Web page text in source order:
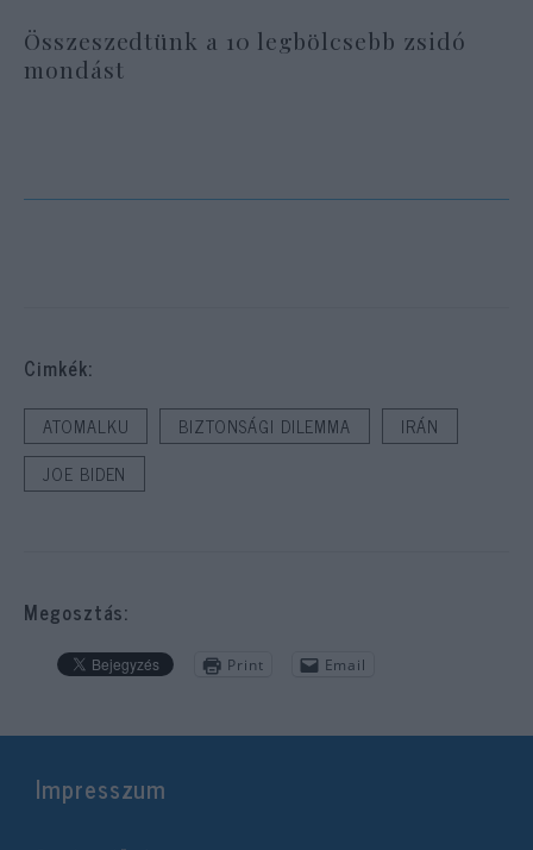
Összeszedtünk a 10 legbölcsebb zsidó
mondást
Cimkék:
ATOMALKU BIZTONSÁGI DILEMMA
IRÁN
JOE BIDEN
Megosztás:
Print Email
Impresszum